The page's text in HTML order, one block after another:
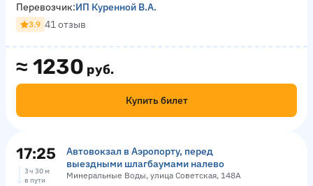
≈ 1230 руб.
Купить билет
Перевозчик:ИП Куренной В.А.
3.9 41 отзыв
17:25
Автовокзал в Аэропорту, перед
выездными шлагбаумами налево
Минеральные Воды, улица Советская, 148А
3 ч 30 м
в пути